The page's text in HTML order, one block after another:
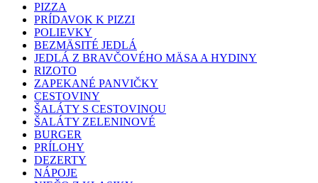
PIZZA
PRÍDAVOK K PIZZI
POLIEVKY
BEZMÄSITÉ JEDLÁ
JEDLÁ Z BRAVČOVÉHO MÄSA A HYDINY
RIZOTO
ZAPEKANÉ PANVIČKY
CESTOVINY
ŠALÁTY S CESTOVINOU
ŠALÁTY ZELENINOVÉ
BURGER
PRÍLOHY
DEZERTY
NÁPOJE